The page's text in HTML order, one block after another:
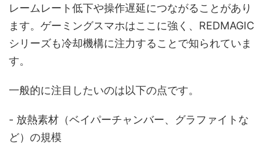
レームレート低下や操作遅延につながることがあり
ます。ゲーミングスマホはここに強く、REDMAGIC
シリーズも冷却機構に注力することで知られていま
す。
一般的に注目したいのは以下の点です。
- 放熱素材（ベイパーチャンバー、グラファイトな
ど）の規模